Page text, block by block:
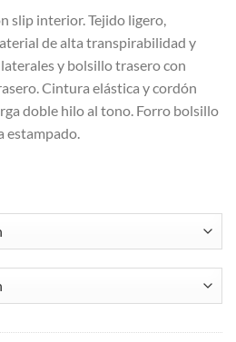
slip interior. Tejido ligero,
de alta transpirabilidad y
y bolsillo trasero con
Cintura elástica y cordón
doble hilo al tono. Forro bolsillo
estampado.